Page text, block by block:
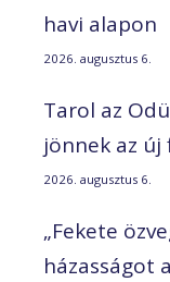
havi alapon
2026. augusztus 6.
Tarol az
jönnek az új
2026. augusztus 6.
„Fekete
házasságot